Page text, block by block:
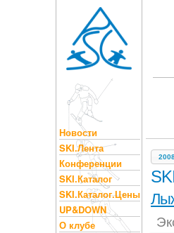
Новости
SKI.Лента
Конференции
SKI.Каталог
SKI.Каталог.Цены
UP&DOWN
О клубе